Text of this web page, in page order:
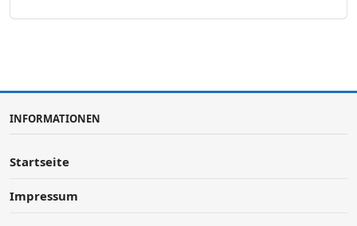
INFORMATIONEN
Startseite
Impressum